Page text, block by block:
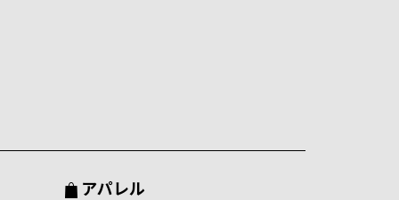
アパレル